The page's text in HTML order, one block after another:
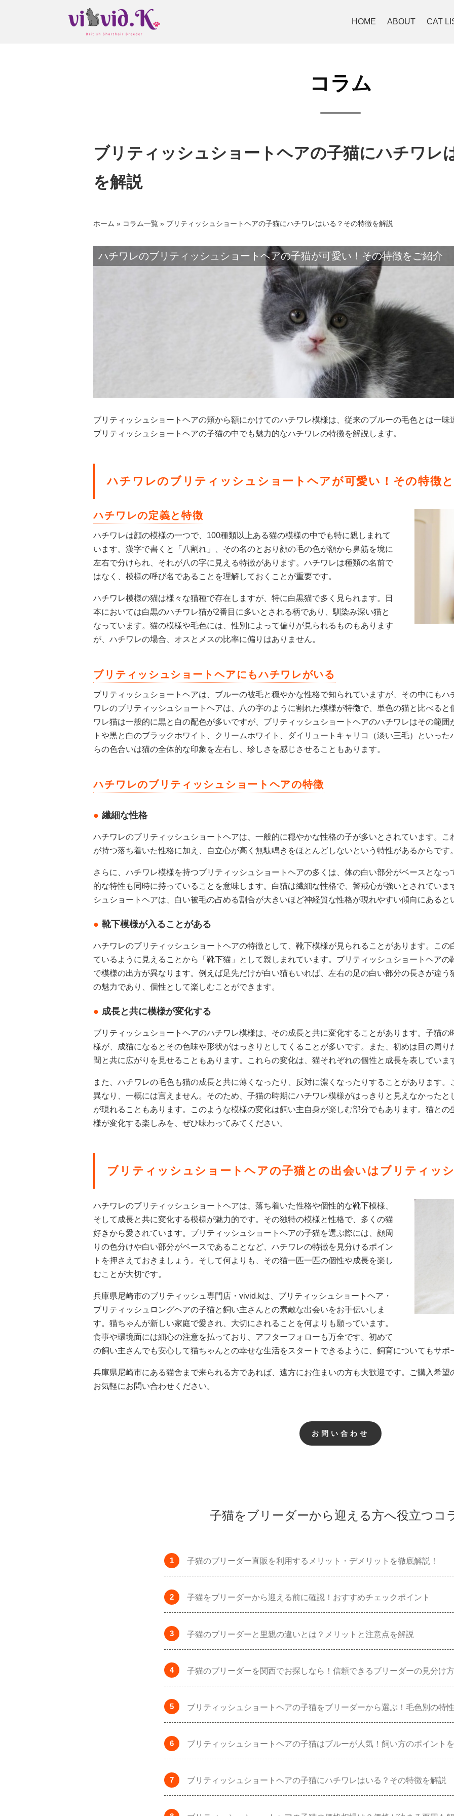
HOME ABOUT CAT
コラム
ブリティッシュショートヘアの子猫にハチワレ
を解説
ホーム » コラム一覧 » ブリティッシュショートヘアの子猫にハチワレはいる？その特徴を解説
ハチワレのブリティッシュショートヘアの子猫が可愛い！その特徴をご紹介
ブリティッシュショートヘアの頬から額にかけてのハチワレ模様は、従来のブルーの毛色とは一
ブリティッシュショートヘアの子猫の中でも魅力的なハチワレの特徴を解説します。
ハチワレのブリティッシュショートヘアが可愛い！その特徴
ハチワレの定義と特徴
ハチワレは顔の模様の一つで、100種類以上ある猫の模様の中でも特に親しまれて
います。漢字で書くと「八割れ」、その名のとおり顔の毛の色が額から鼻筋を境に
左右で分けられ、それが八の字に見える特徴があります。ハチワレは種類の名前で
はなく、模様の呼び名であることを理解しておくことが重要です。
ハチワレ模様の猫は様々な猫種で存在しますが、特に白黒猫で多く見られます。日
本においては白黒のハチワレ猫が2番目に多いとされる柄であり、馴染み深い猫と
なっています。猫の模様や毛色には、性別によって偏りが見られるものもあります
が、ハチワレの場合、オスとメスの比率に偏りはありません。
ブリティッシュショートヘアにもハチワレがいる
ブリティッシュショートヘアは、ブルーの被毛と穏やかな性格で知られていますが、その中にも
ワレのブリティッシュショートヘアは、八の字のように割れた模様が特徴で、単色の猫と比べる
ワレ猫は一般的に黒と白の配色が多いですが、ブリティッシュショートヘアのハチワレはその範
トや黒と白のブラックホワイト、クリームホワイト、ダイリュートキャリコ（淡い三毛）といっ
らの色合いは猫の全体的な印象を左右し、珍しさを感じさせることもあります。
ハチワレのブリティッシュショートヘアの特徴
繊細な性格
ハチワレのブリティッシュショートヘアは、一般的に穏やかな性格の子が多いとされています。
が持つ落ち着いた性格に加え、自立心が高く無駄鳴きをほとんどしないという特性があるからです
さらに、ハチワレ模様を持つブリティッシュショートヘアの多くは、体の白い部分がベースとな
的な特性も同時に持っていることを意味します。白猫は繊細な性格で、警戒心が強いとされてい
シュショートヘアは、白い被毛の占める割合が大きいほど神経質な性格が現れやすい傾向にあると
靴下模様が入ることがある
ハチワレのブリティッシュショートヘアの特徴として、靴下模様が見られることがあります。こ
ているように見えることから「靴下猫」として親しまれています。ブリティッシュショートヘア
で模様の出方が異なります。例えば足先だけが白い猫もいれば、左右の足の白い部分の長さが違
の魅力であり、個性として楽しむことができます。
成長と共に模様が変化する
ブリティッシュショートヘアのハチワレ模様は、その成長と共に変化することがあります。子猫
様が、成猫になるとその色味や形状がはっきりとしてくることが多いです。また、初めは目の周
間と共に広がりを見せることもあります。これらの変化は、猫それぞれの個性と成長を表していま
また、ハチワレの毛色も猫の成長と共に薄くなったり、反対に濃くなったりすることがあります
異なり、一概には言えません。そのため、子猫の時期にハチワレ模様がはっきりと見えなかった
が現れることもあります。このような模様の変化は飼い主自身が楽しむ部分でもあります。猫と
様が変化する楽しみを、ぜひ味わってみてください。
ブリティッシュショートヘアの子猫との出会いはブリティッ
ハチワレのブリティッシュショートヘアは、落ち着いた性格や個性的な靴下模様、
そして成長と共に変化する模様が魅力的です。その独特の模様と性格で、多くの猫
好きから愛されています。ブリティッシュショートヘアの子猫を選ぶ際には、顔周
りの色分けや白い部分がベースであることなど、ハチワレの特徴を見分けるポイン
トを押さえておきましょう。そして何よりも、その猫一匹一匹の個性や成長を楽し
むことが大切です。
兵庫県尼崎市のブリティッシュ専門店・vivid.kは、ブリティッシュショートヘア・
ブリティッシュロングヘアの子猫と飼い主さんとの素敵な出会いをお手伝いしま
す。猫ちゃんが新しい家庭で愛され、大切にされることを何よりも願っています。
食事や環境面には細心の注意を払っており、アフターフォローも万全です。初めて
の飼い主さんでも安心して猫ちゃんとの幸せな生活をスタートできるように、飼育についてもサポ
兵庫県尼崎市にある猫舎まで来られる方であれば、遠方にお住まいの方も大歓迎です。ご購入希
お気軽にお問い合わせください。
お問い合わせ
子猫をブリーダーから迎える方へ役立つコ
子猫のブリーダー直販を利用するメリット・デメリットを徹底解説！
子猫をブリーダーから迎える前に確認！おすすめチェックポイント
子猫のブリーダーと里親の違いとは？メリットと注意点を解説
子猫のブリーダーを関西でお探しなら！信頼できるブリーダーの見分け
ブリティッシュショートヘアの子猫をブリーダーから選ぶ！毛色別の特
ブリティッシュショートヘアの子猫はブルーが人気！飼い方のポイント
ブリティッシュショートヘアの子猫にハチワレはいる？その特徴を解説